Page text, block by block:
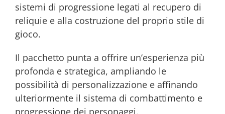
sistemi di progressione legati al recupero di
reliquie e alla costruzione del proprio stile di
gioco.
Il pacchetto punta a offrire un’esperienza più
profonda e strategica, ampliando le
possibilità di personalizzazione e affinando
ulteriormente il sistema di combattimento e
progressione dei personaggi.